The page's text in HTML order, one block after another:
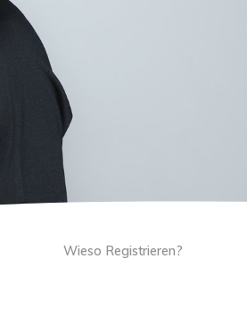
Wieso Registrieren?